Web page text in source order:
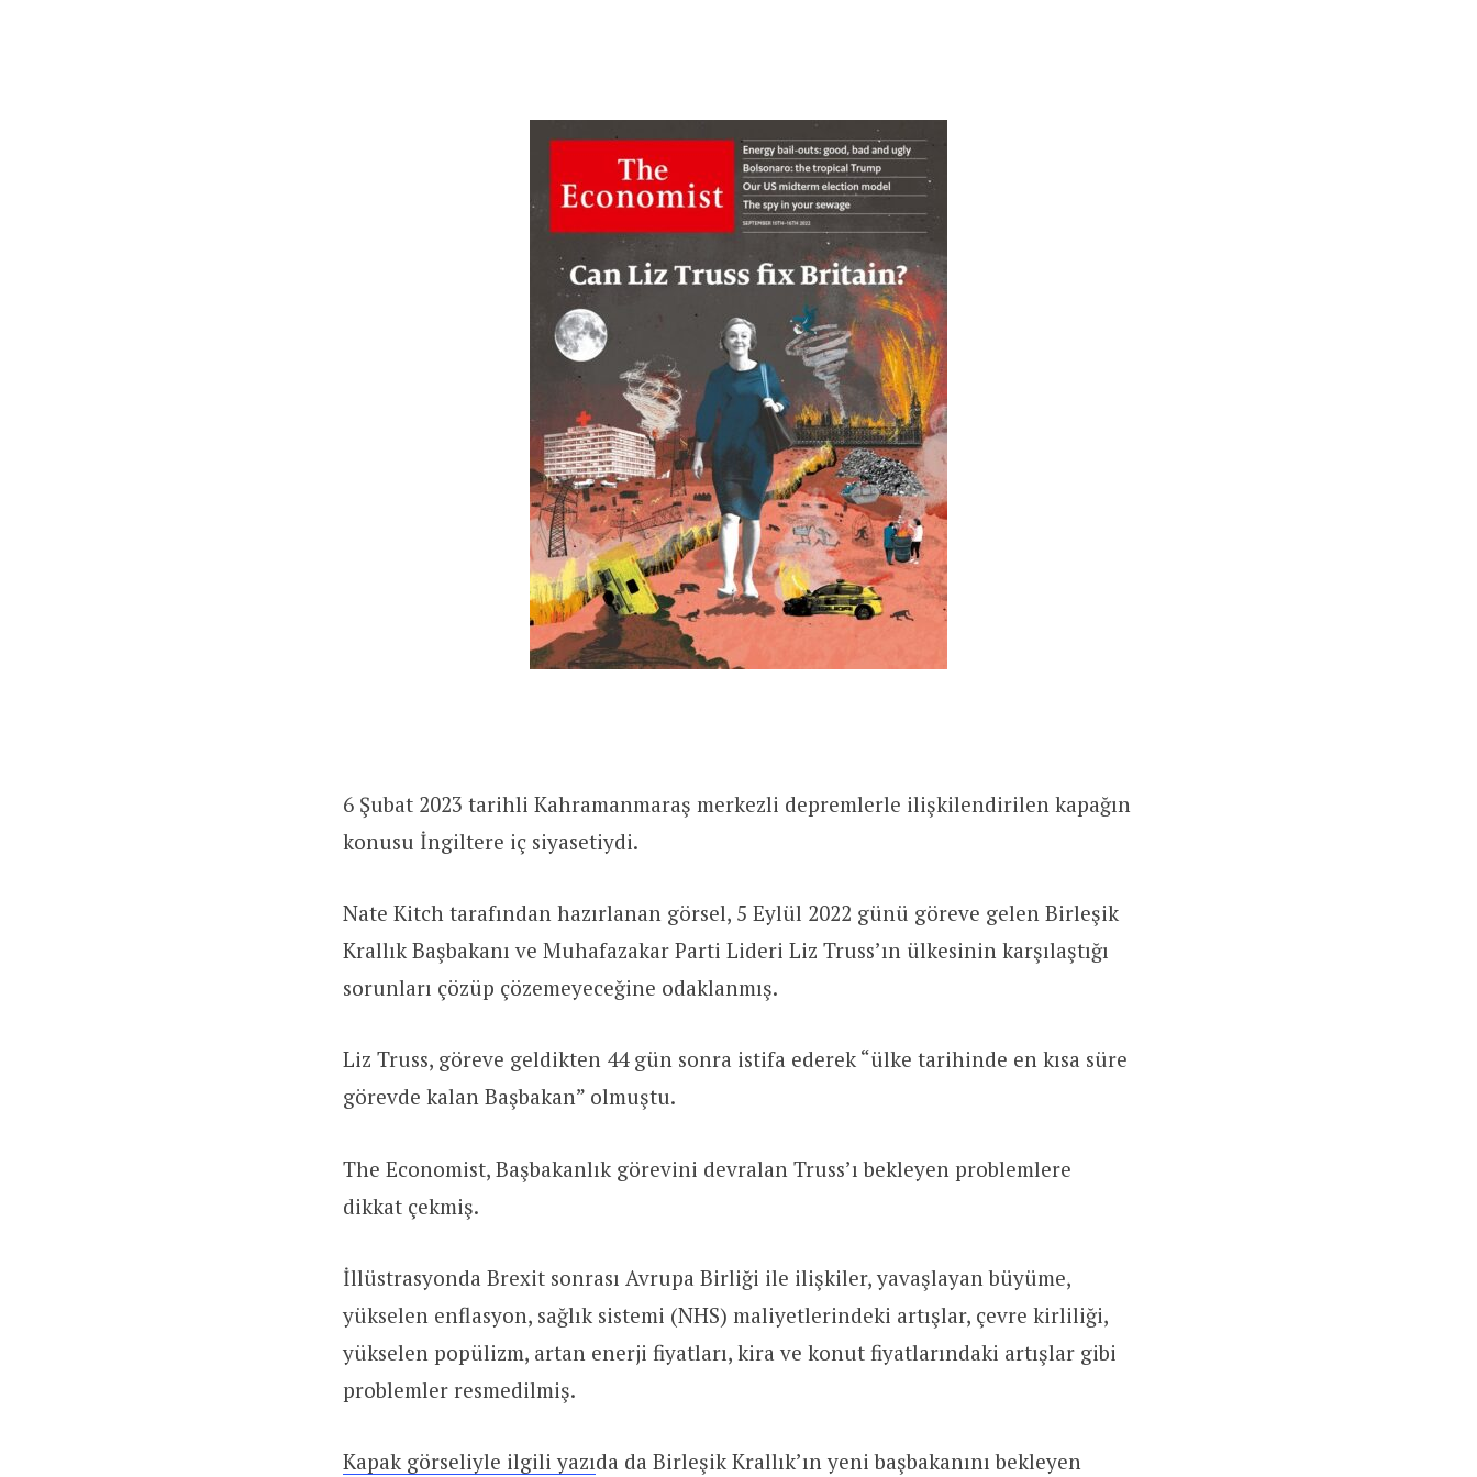
6 Şubat 2023 tarihli Kahramanmaraş merkezli depremlerle ilişkilendirilen kapağın
konusu İngiltere iç siyasetiydi.
Nate Kitch tarafından hazırlanan görsel, 5 Eylül 2022 günü göreve gelen Birleşik
Krallık Başbakanı ve Muhafazakar Parti Lideri Liz Truss’ın ülkesinin karşılaştığı
sorunları çözüp çözemeyeceğine odaklanmış.
Liz Truss, göreve geldikten 44 gün sonra istifa ederek “ülke tarihinde en kısa süre
görevde kalan Başbakan” olmuştu.
The Economist, Başbakanlık görevini devralan Truss’ı bekleyen problemlere
dikkat çekmiş.
İllüstrasyonda Brexit sonrası Avrupa Birliği ile ilişkiler, yavaşlayan büyüme,
yükselen enflasyon, sağlık sistemi (NHS) maliyetlerindeki artışlar, çevre kirliliği,
yükselen popülizm, artan enerji fiyatları, kira ve konut fiyatlarındaki artışlar gibi
problemler resmedilmiş.
Kapak görseliyle ilgili yazıda da Birleşik Krallık’ın yeni başbakanını bekleyen